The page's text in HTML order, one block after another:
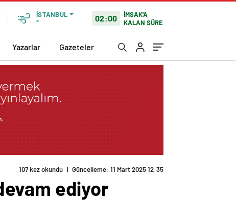
İSTANBUL
°
02:00
İMSAK'A
KALAN SÜRE
Yazarlar Gazeteler
107 kez okundu | Güncelleme: 11 Mart 2025 12:35
ediyor